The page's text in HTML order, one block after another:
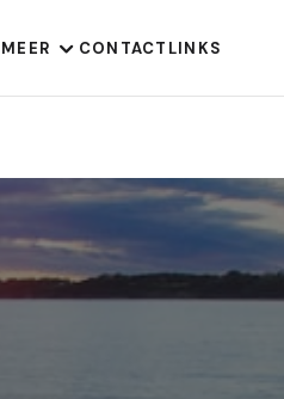
MEER CONTACT LINKS